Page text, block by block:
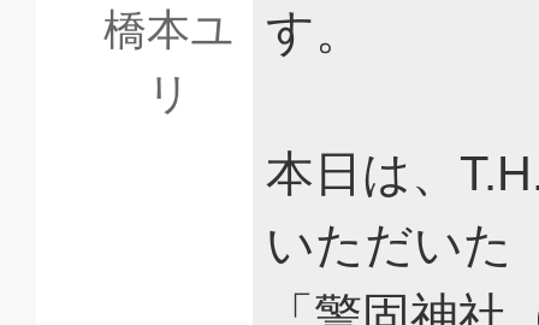
橋本ユ
リ
す。
本日は、
いただいた